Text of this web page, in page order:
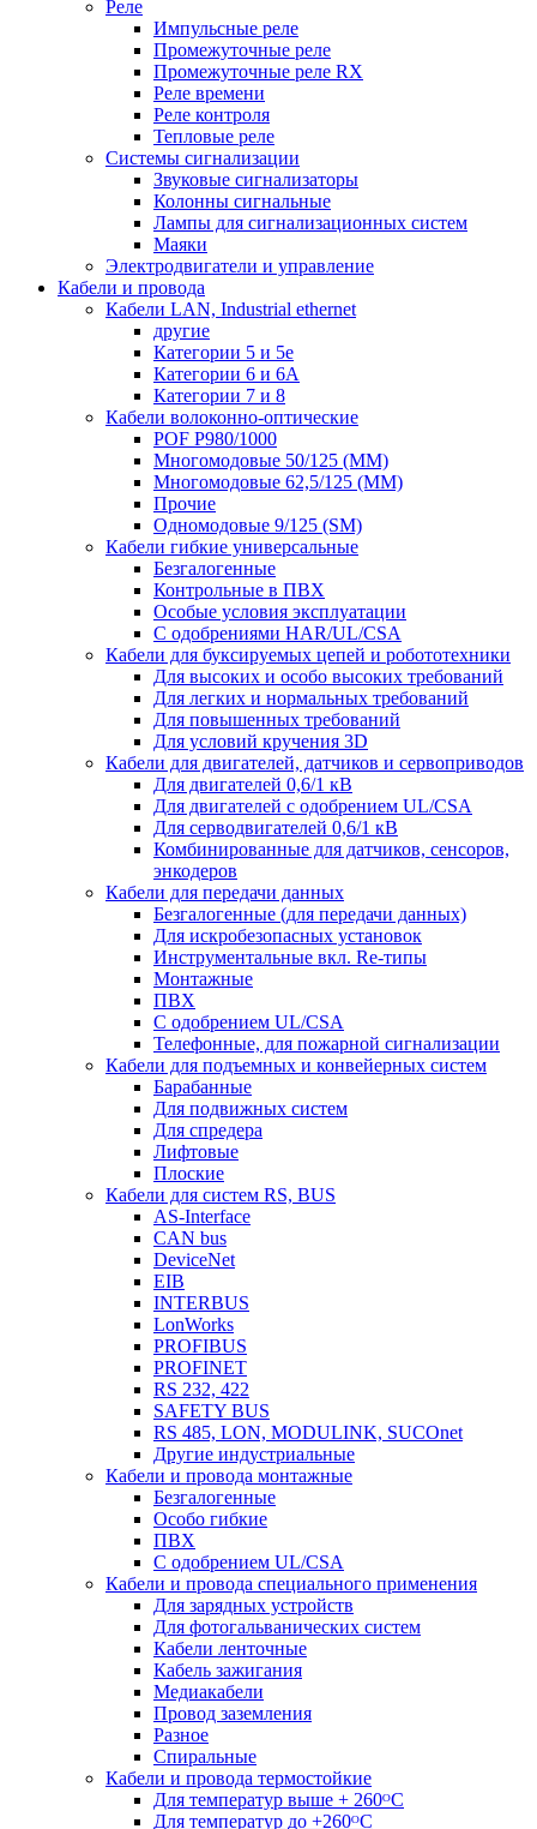
Реле
Импульсные реле
Промежуточные реле
Промежуточные реле RX
Реле времени
Реле контроля
Тепловые реле
Системы сигнализации
Звуковые сигнализаторы
Колонны сигнальные
Лампы для сигнализационных систем
Маяки
Электродвигатели и управление
Кабели и провода
Кабели LAN, Industrial ethernet
другие
Категории 5 и 5е
Категории 6 и 6A
Категории 7 и 8
Кабели волоконно-оптические
POF P980/1000
Многомодовые 50/125 (ММ)
Многомодовые 62,5/125 (ММ)
Прочие
Одномодовые 9/125 (SM)
Кабели гибкие универсальные
Безгалогенные
Контрольные в ПВХ
Особые условия эксплуатации
С одобрениями HAR/UL/CSA
Кабели для буксируемых цепей и робототехники
Для высоких и особо высоких требований
Для легких и нормальных требований
Для повышенных требований
Для условий кручения 3D
Кабели для двигателей, датчиков и сервоприводов
Для двигателей 0,6/1 кВ
Для двигателей с одобрением UL/CSA
Для серводвигателей 0,6/1 кВ
Комбинированные для датчиков, cенсоров,
энкодеров
Кабели для передачи данных
Безгалогенные (для передачи данных)
Для искробезопасных установок
Инструментальные вкл. Re-типы
Монтажные
ПВХ
С одобрением UL/CSA
Телефонные, для пожарной сигнализации
Кабели для подъемных и конвейерных систем
Барабанные
Для подвижных систем
Для спредера
Лифтовые
Плоские
Кабели для систем RS, BUS
AS-Interface
CAN bus
DeviceNet
EIB
INTERBUS
LonWorks
PROFIBUS
PROFINET
RS 232, 422
SAFETY BUS
RS 485, LON, MODULINK, SUCOnet
Другие индустриальные
Кабели и провода монтажные
Безгалогенные
Особо гибкие
ПВХ
С одобрением UL/CSA
Кабели и провода специального применения
Для зарядных устройств
Для фотогальванических систем
Кабели ленточные
Кабель зажигания
Медиакабели
Провод заземления
Разное
Спиральные
Кабели и провода термостойкие
Для температур выше + 260ᴼС
Для температур до +260ᴼС